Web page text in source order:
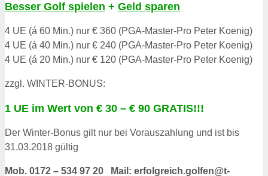
Besser Golf spielen + Geld sparen
4 UE (á 60 Min.) nur € 360 (PGA-Master-Pro Peter Koenig)
4 UE (á 40 Min.) nur € 240 (PGA-Master-Pro Peter Koenig)
4 UE (á 20 Min.) nur € 120 (PGA-Master-Pro Peter Koenig)
zzgl. WINTER-BONUS:
1 UE im Wert von € 30 – € 90 GRATIS!!!
Der Winter-Bonus gilt nur bei Vorauszahlung und ist bis
31.03.2018 gültig
Mob. 0172 – 534 97 20 Mail: erfolgreich.golfen@t-